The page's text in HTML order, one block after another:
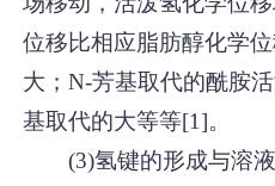
位移比相应脂肪醇化学
大；N-芳基取代的酰胺
基取代的大等等[1]。
(3)氢键的形成与溶